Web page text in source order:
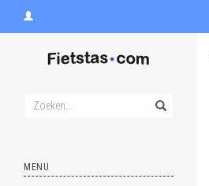
MENU